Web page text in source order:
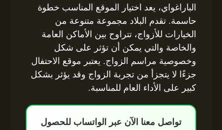
الباراغواي، يعد اختيار الموقع المناسب خطوة
حاسمة. تقدم البلاد مجموعة متنوعة من
الخيارات للأزواج، تتراوح بين الأماكن العامة
والخاصة والتي يمكن أن تؤثر على شكل
وخصوصية مراسم الزواج. يعتبر موقع الاحتفال
جزءًا لا يتجزأ من تجربة الزواج وقد يؤثر بشكل
كبير على الأداء العام للمناسبة.
تواصل معنا الآن عبر الواتساب للحصول